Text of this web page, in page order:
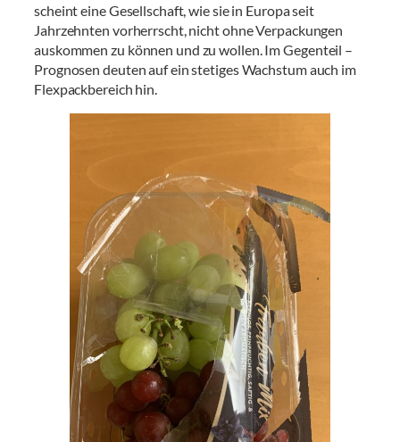
scheint eine Gesellschaft, wie sie in Europa seit
Jahrzehnten vorherrscht, nicht ohne Verpackungen
auskommen zu können und zu wollen. Im Gegenteil –
Prognosen deuten auf ein stetiges Wachstum auch im
Flexpackbereich hin.